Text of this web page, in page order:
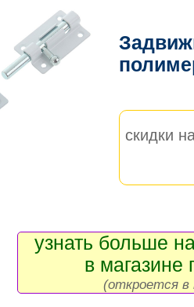
скидки
узнать больше
в магазине
(откроется в